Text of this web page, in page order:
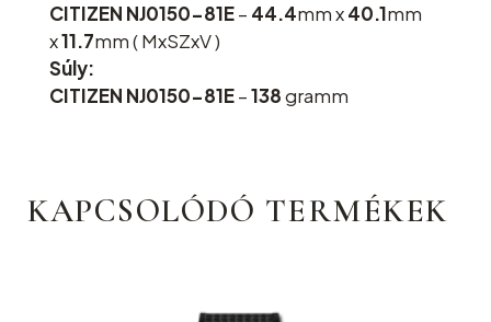
CITIZEN NJ0150-81E– 44.4mm x40.1mm
x11.7mm ( MxSZxV )
Súly:
CITIZEN NJ0150-81E–138gramm
KAPCSOLÓDÓ TERMÉKEK